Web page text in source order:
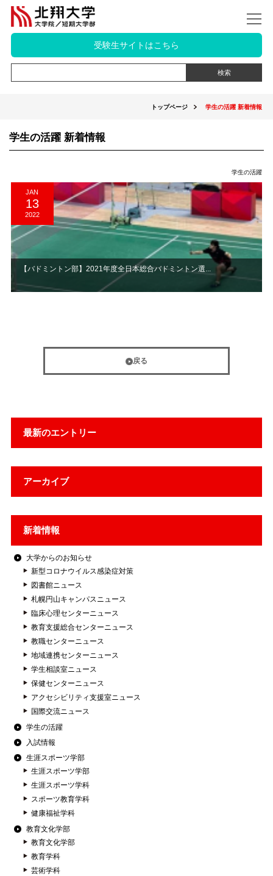
受験生サイトはこちら
トップページ 学生の活躍 新着情報
最新のエントリー
アーカイブ
新着情報
大学からのお知らせ
新型コロナウイルス感染症対策
図書館ニュース
札幌円山キャンパスニュース
臨床心理センターニュース
教育支援総合センターニュース
教職センターニュース
地域連携センターニュース
学生相談室ニュース
保健センターニュース
アクセシビリティ支援室ニュース
国際交流ニュース
学生の活躍
入試情報
生涯スポーツ学部
生涯スポーツ学部
生涯スポーツ学科
スポーツ教育学科
健康福祉学科
教育文化学部
教育文化学部
教育学科
芸術学科
学生の活躍 新着情報
学生の活躍
JAN
13
2022
【バドミントン部】2021年度全日本総合バドミントン選...
戻る